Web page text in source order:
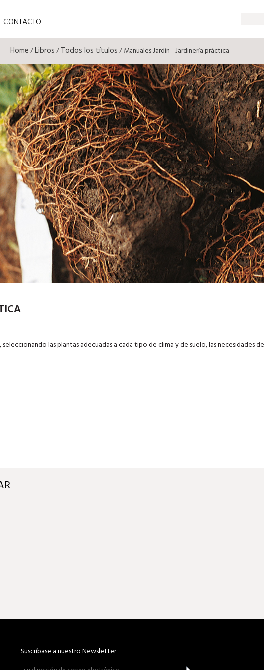
CONTACTO
Home/Libros/Todos los títulos/ Manuales Jardín - Jardinería práctica
las plantas adecuadas a cada tipo de clima y de suelo, las necesidades de
Suscríbase a nuestro Newsletter